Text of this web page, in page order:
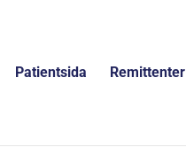
Patientsida Remittenter